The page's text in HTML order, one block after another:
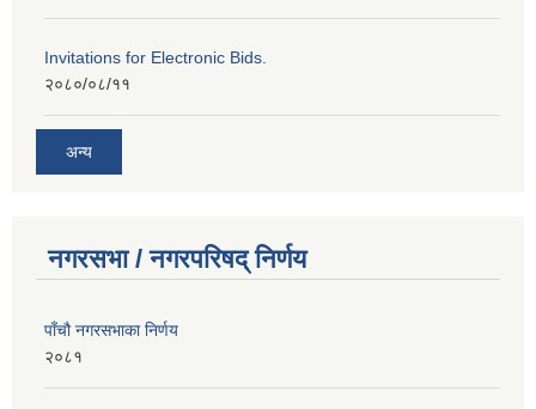
Invitations for Electronic Bids.
२०८०/०८/११
अन्य
नगरसभा / नगरपरिषद् निर्णय
पाँचौ नगरसभाका निर्णय
२०८१